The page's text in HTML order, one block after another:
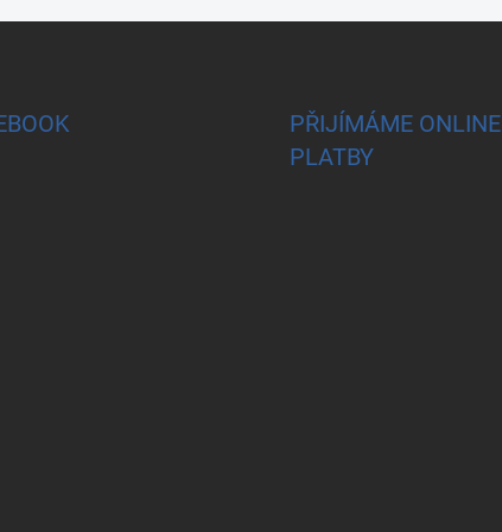
PŘIJÍMÁME ONLINE
PLATBY